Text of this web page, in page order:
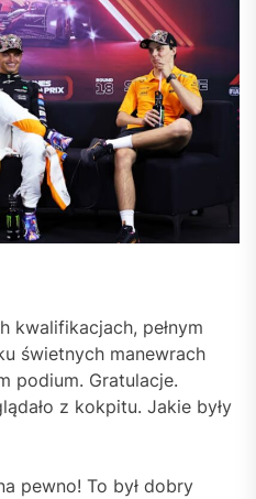
kwalifikacjach, pełnym
świetnych manewrach
podium. Gratulacje.
z kokpitu. Jakie były
pewno! To był dobry